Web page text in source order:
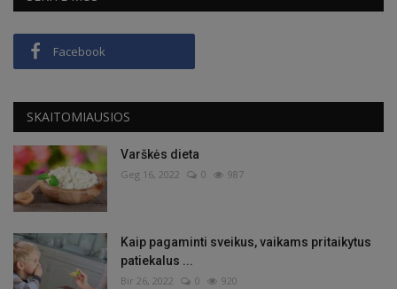
Facebook
SKAITOMIAUSIOS
Varškės dieta
Geg 16, 2022 0 987
Kaip pagaminti sveikus, vaikams pritaikytus
patiekalus ...
Bir 26, 2022 0 920